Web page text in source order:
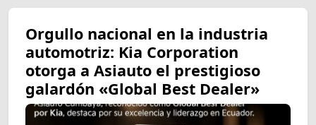
Orgullo nacional en la industria
automotriz: Kia Corporation
otorga a Asiauto el prestigioso
galardón «Global Best Dealer»